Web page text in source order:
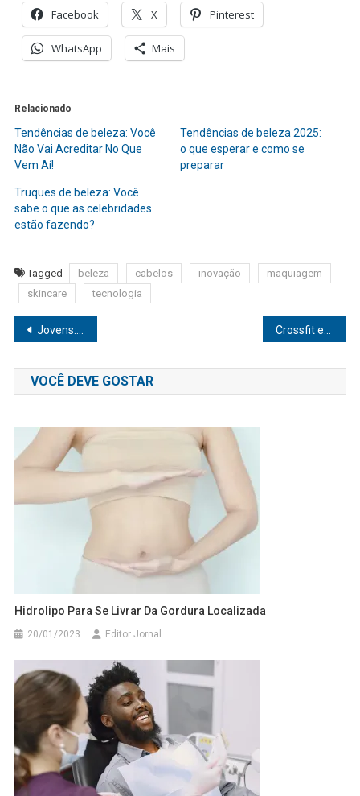
é
a
tendência!
em
beleza,
comenta
do
segmento
favoritas
Facebook X Pinterest
WhatsApp Mais
Relacionado
Tendências de beleza: Você
Não Vai Acreditar No Que
Vem Aí!
Tendências de beleza 2025:
o que esperar e como se
preparar
Truques de beleza: Você
sabe o que as celebridades
estão fazendo?
Tagged beleza cabelos inovação
maquiagem
skincare
tecnologia
Navegação
de
Post
Jovens: Saúde Mental se torna fundamental para evitar doenças e o suicídio
VOCÊ DEVE GOSTAR
Hidrolipo Para Se Livrar Da Gordura Localizada
20/01/2023 Editor Jornal